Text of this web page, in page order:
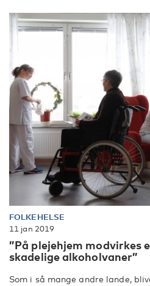
FOLKEHELSE
11 jan 2019
”På plejehjem modvirkes
skadelige alkoholvaner”
Som i så mange andre lande,